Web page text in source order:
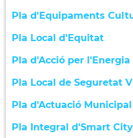
Pla d'Equipaments
Pla Local d'Equitat
Pla d'Acció per
Pla Local de Seguretat
Pla d'Actuació Municipal
Pla Integral d'Smart City